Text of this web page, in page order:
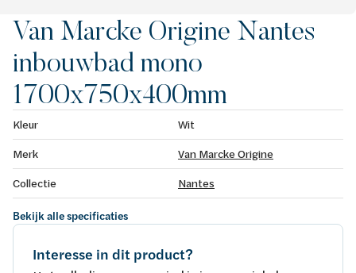
Van Marcke Origine Nantes
inbouwbad mono
1700x750x400mm
Kleur
Wit
Merk
Van Marcke Origine
Collectie
Nantes
Bekijk alle specificaties
Interesse in dit product?